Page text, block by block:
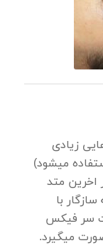
زیادی
میشود)
اخرین متد
با
سر فیکس
میگیرد.